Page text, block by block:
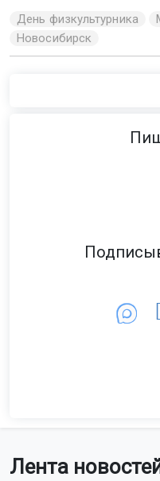
Лента
День физкультурника
Новосибирск